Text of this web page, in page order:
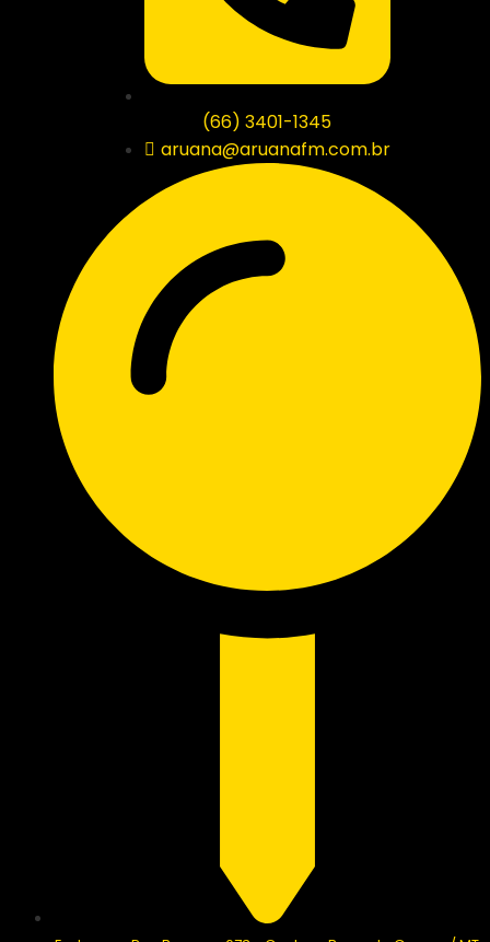
(66) 3401-1345
aruana@aruanafm.com.br